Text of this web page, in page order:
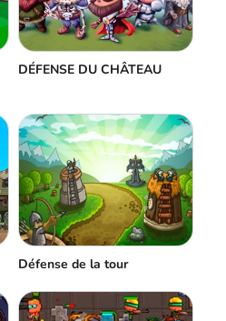
DÉFENSE DU CHÂTEAU
Défense de la tour